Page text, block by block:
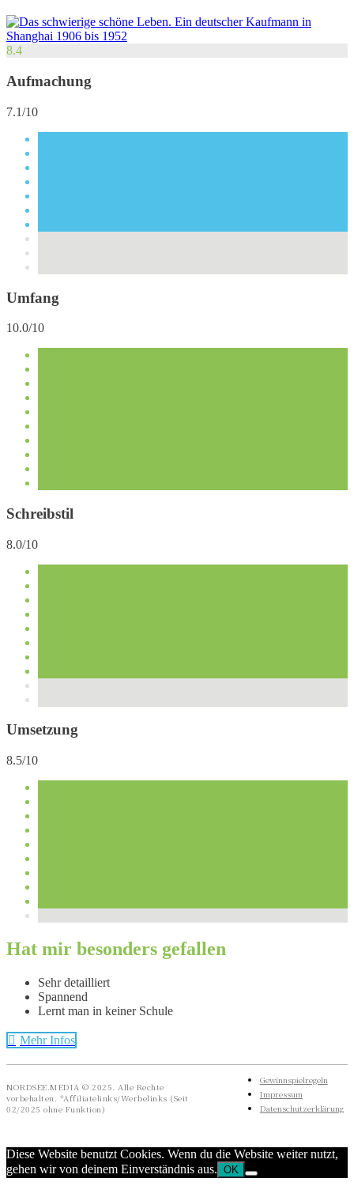
8.4
Aufmachung
7.1/10
Umfang
10.0/10
Schreibstil
8.0/10
Umsetzung
8.5/10
Hat mir besonders gefallen
Sehr detailliert
Spannend
Lernt man in keiner Schule
Mehr Infos
NORDSEE.MEDIA © 2025. Alle Rechte
vorbehalten. *Affiliatelinks/Werbelinks (Seit
02/2025 ohne Funktion)
Gewinnspielregeln
Impressum
Datenschutzerklärung
Diese Website benutzt Cookies. Wenn du die Website weiter nutzt,
gehen wir von deinem Einverständnis aus. OK